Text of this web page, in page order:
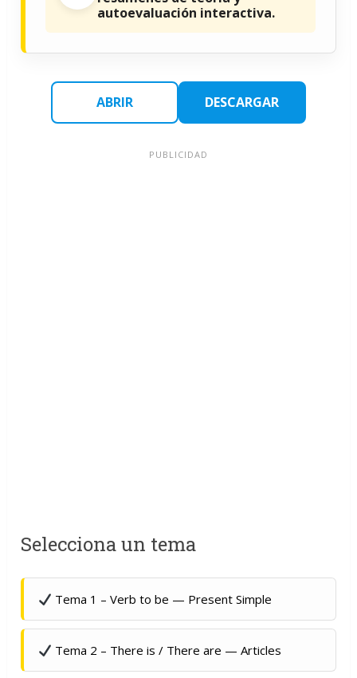
autoevaluación interactiva.
ABRIR DESCARGAR
Selecciona un tema
Tema 1 – Verb to be — Present Simple
Tema 2 – There is / There are — Articles